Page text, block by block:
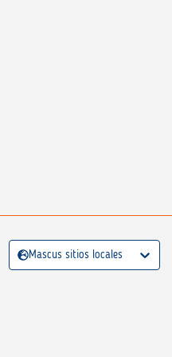
Mascus sitios locales